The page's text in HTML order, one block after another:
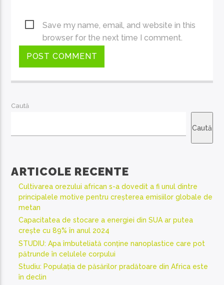
Save my name, email, and website in this
browser for the next time I comment.
Caută
Caută
ARTICOLE RECENTE
Cultivarea orezului african s-a dovedit a fi unul dintre
principalele motive pentru creșterea emisiilor globale de
metan
Capacitatea de stocare a energiei din SUA ar putea
crește cu 89% în anul 2024
STUDIU: Apa îmbuteliată conține nanoplastice care pot
pătrunde în celulele corpului
Studiu: Populația de păsărilor pradătoare din Africa este
în declin